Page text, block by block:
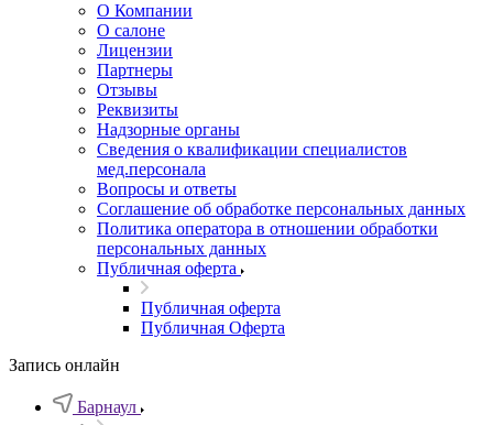
О Компании
О салоне
Лицензии
Партнеры
Отзывы
Реквизиты
Надзорные органы
Сведения о квалификации специалистов
мед.персонала
Вопросы и ответы
Соглашение об обработке персональных данных
Политика оператора в отношении обработки
персональных данных
Публичная оферта
Публичная оферта
Публичная Оферта
Запись онлайн
Барнаул